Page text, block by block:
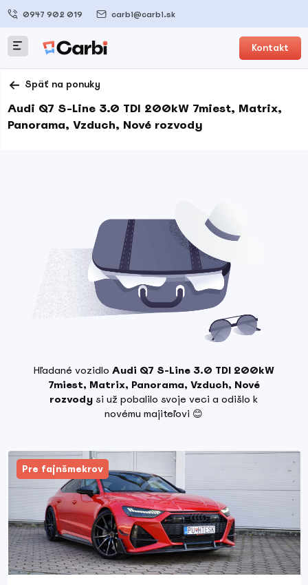
0947 902 019 carbi@carbi.sk
Kontakt
Späť na ponuky
Audi Q7 S-Line 3.0 TDI 200kW 7miest, Matrix,
Panorama, Vzduch, Nové rozvody
Hľadané vozidlo Audi Q7 S-Line 3.0 TDI 200kW
7miest, Matrix, Panorama, Vzduch, Nové
rozvody si už pobalilo svoje veci a odišlo k
novému majiteľovi 😊
Pre fajnšmekrov